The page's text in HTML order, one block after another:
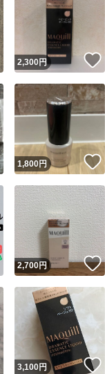
いいね！
2,300円
いいね！
1,800円
いいね！
2,700円
いいね！
3,100円